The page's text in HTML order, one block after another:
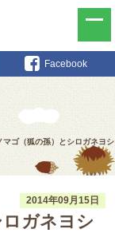
Facebook
マゴ（狐の孫）とシロガネヨシ
2014年09月15日
ガネヨシ